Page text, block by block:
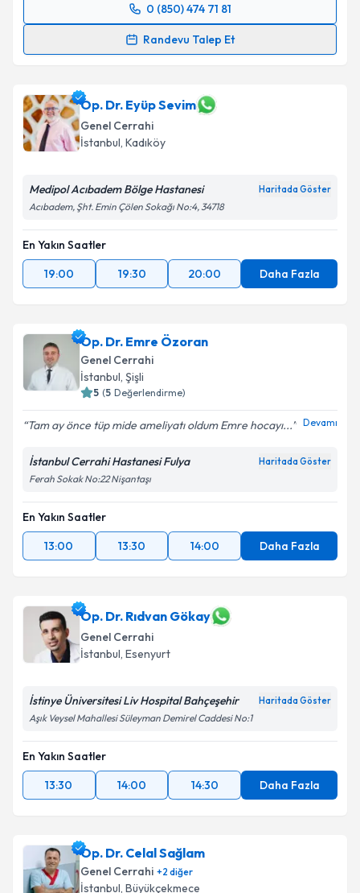
0 (850) 474 71 81
Randevu Talep Et
Randevu Takvimi Talebi
takvim hazırlandığında e-posta ile bilgilendireceğiz.
E-posta Adresiniz
Kişisel verilerimin işlenmesine ilişkin
Metni'ni okudum ve kişisel verilerimin belirtilen
kapsamda işlenmesini kabul ediyorum.
Op. Dr. Eyüp Sevim
Genel Cerrahi
İstanbul, Kadıköy
Medipol Acıbadem Bölge Hastanesi Haritada Göster
Acıbadem, Şht. Emin Çölen Sokağı No:4, 34718
En Yakın Saatler
19:00
19:30 20:00 Daha Fazla
Op. Dr. Emre Özoran
Genel Cerrahi
İstanbul, Şişli
5 (5 Değerlendirme)
Tam ay önce tüp mide ameliyatı oldum Emre hocayı... Devamı
İstanbul Cerrahi Hastanesi Fulya Haritada Göster
Ferah Sokak No:22 Nişantaşı
En Yakın Saatler
13:00
13:30 14:00 Daha Fazla
Op. Dr. Rıdvan Gökay
Genel Cerrahi
İstanbul, Esenyurt
İstinye Üniversitesi Liv Hospital Bahçeşehir Haritada Göster
Aşık Veysel Mahallesi Süleyman Demirel Caddesi No:1
En Yakın Saatler
13:30
14:00 14:30 Daha Fazla
Op. Dr. Celal Sağlam
Genel Cerrahi +2 diğer
İstanbul, Büyükçekmece